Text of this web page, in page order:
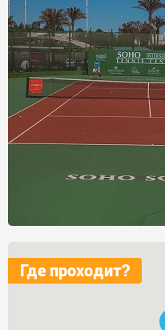
Где проходит?